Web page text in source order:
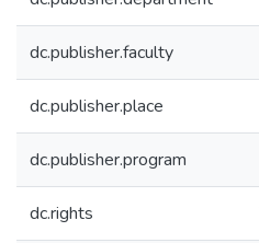
dc.publisher.faculty
dc.publisher.place
dc.publisher.program
dc.rights